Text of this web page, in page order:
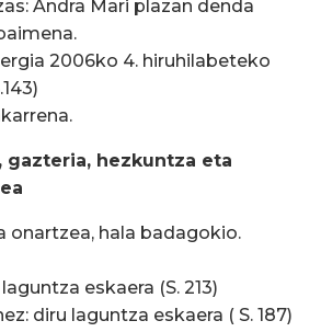
Andra Mari plazan denda
2006ko 4. hiruhilabeteko
gazteria, hezkuntza eta
onartzea, hala badagokio.
eskaera (S. 213)
diru laguntza eskaera ( S. 187)